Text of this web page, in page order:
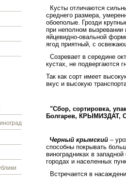
Кусты отличаются
среднего размера,
обоеполые. Грозди
при неполном вызревании
яйцевидно-овальной
ягод приятный, с
Созревает в середине
кустах, не подвергаются
Так как сорт имеет
вкус и высокую
"Cбор, сортировка,
Болгарев, КРЫМИЗДАТ,
Черный крымский –
способны покрывать
виноградниках в
городах и населенных
Встречается в